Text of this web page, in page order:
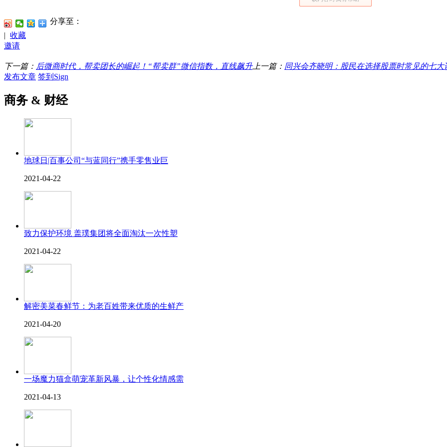
分享至：
| 收藏
邀请
下一篇： 后微商时代，帮卖团长的崛起！“帮卖群”微信指数，直线飙升上一篇： 同兴会齐晓明：股民在选择股票时常见的七大
发布文章 签到Sign
商务 & 财经
地球日|百事公司“与蓝同行”携手零售业巨
2021-04-22
致力保护环境 盖璞集团将全面淘汰一次性塑
2021-04-22
解密美菜春鲜节：为老百姓带来优质的生鲜产
2021-04-20
一场魔力猫盒萌宠革新风暴，让个性化情感需
2021-04-13